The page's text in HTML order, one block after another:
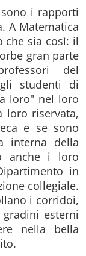
i rapporti
A Matematica
che sia così: il
gran parte
del
studenti di
loro" nel loro
loro riservata,
e se sono
interna della
anche i loro
in
collegiale.
i corridoi,
esterni
nella bella